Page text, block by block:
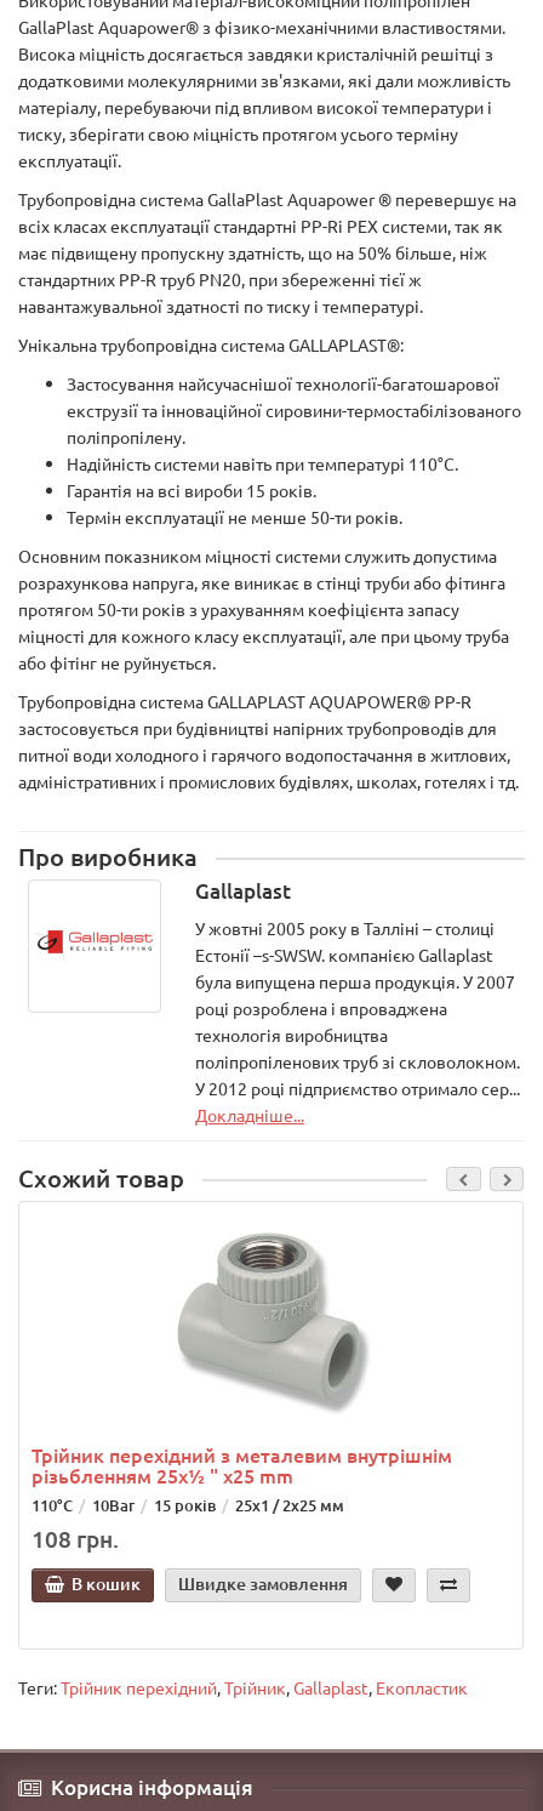
GallaPlast Aquapower® з фізико-механічними властивостями.
Висока міцність досягається завдяки кристалічній решітці з
додатковими молекулярними зв'язками, які дали можливість
матеріалу, перебуваючи під впливом високої температури і
тиску, зберігати свою міцність протягом усього терміну
експлуатації.
Трубопровідна система GallaPlast Aquapower ® перевершує на
всіх класах експлуатації стандартні PP-Rі PEX системи, так як
має підвищену пропускну здатність, що на 50% більше, ніж
стандартних PP-R труб PN20, при збереженні тієї ж
навантажувальної здатності по тиску і температурі.
Унікальна трубопровідна система GALLAPLAST®:
Застосування найсучаснішої технології-багатошарової
екструзії та інноваційної сировини-термостабілізованого
поліпропілену.
Надійність системи навіть при температурі 110°С.
Гарантія на всі вироби 15 років.
Термін експлуатації не менше 50-ти років.
Основним показником міцності системи служить допустима
розрахункова напруга, яке виникає в стінці труби або фітинга
протягом 50-ти років з урахуванням коефіцієнта запасу
міцності для кожного класу експлуатації, але при цьому труба
або фітінг не руйнується.
Трубопровідна система GALLAPLAST AQUAPOWER® PP-R
застосовується при будівництві напірних трубопроводів для
питної води холодного і гарячого водопостачання в житлових,
адміністративних і промислових будівлях, школах, готелях і тд.
Про виробника
Gallaplast
У жовтні 2005 року в Талліні – столиці
Естонії –s-SWSW. компанією Gallaplast
була випущена перша продукція. У 2007
році розроблена і впроваджена
технологія виробництва
поліпропіленових труб зі скловолокном.
У 2012 році підприємство отримало сер...
Докладніше...
Схожий товар
Трійник перехідний з металевим внутрішнім
різьбленням 25x½ " x25 mm
110°C 10Bar 15 років 25х1 / 2х25 мм
108 грн.
В кошик Швидке замовлення
Теги:Трійник перехідний,Трійник,Gallaplast, Екопластик
Корисна інформація